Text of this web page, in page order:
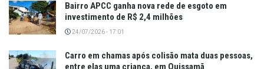
Bairro APCC ganha nova rede de esgoto em
investimento de R$ 2,4 milhões
24/07/2026 - 17:01
Carro em chamas após colisão mata duas pessoas,
entre elas uma criança, em Quissamã